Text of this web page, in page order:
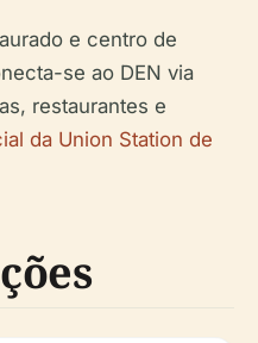
e centro de
se ao DEN via
restaurantes e
da Union Station de